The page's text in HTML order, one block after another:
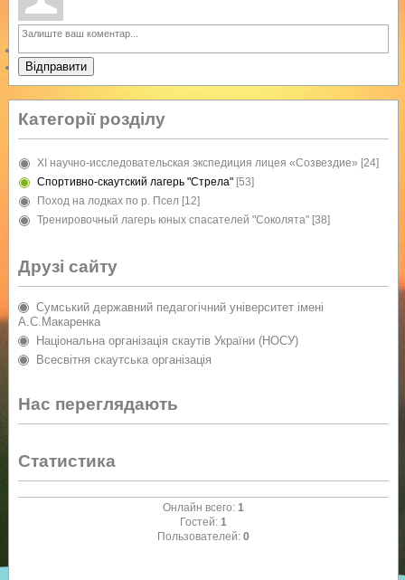
Відправити
Категорії розділу
XI научно-исследовательская экспедиция лицея «Созвездие» [24]
Спортивно-скаутский лагерь "Стрела" [53]
Поход на лодках по р. Псел [12]
Тренировочный лагерь юных спасателей "Соколята" [38]
Друзі сайту
Сумський державний педагогічний університет імені
А.С.Макаренка
Національна організація скаутів України (НОСУ)
Всесвітня скаутська організація
Нас переглядають
Статистика
Онлайн всего: 1
Гостей: 1
Пользователей: 0